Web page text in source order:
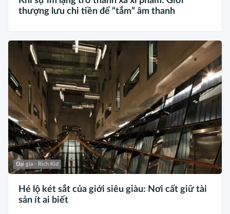
thượng lưu chi tiền để “tắm” âm thanh
Đại gia - Rich Kid
Hé lộ két sắt của giới siêu giàu: Nơi cất giữ tài
sản ít ai biết